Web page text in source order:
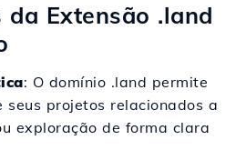
da Extensão .land
: O domínio .land permite
seus projetos relacionados a
exploração de forma clara